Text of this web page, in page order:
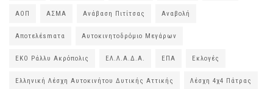
ΑΟΠ ΑΣΜΑ Ανάβαση Πιτίτσας Αναβολή
Αποτελέsmατα Αυτοκινητοδρόμιο Μεγάρων
ΕΚΟ Ράλλυ Ακρόπολις ΕΛ.Λ.Α.Δ.Α. ΕΠΑ Εκλογές
Ελληνική Λέσχη Αυτοκινήτου Δυτικής Αττικής Λέσχη 4χ4 Πάτρας